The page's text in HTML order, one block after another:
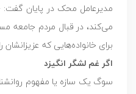
مدیرعامل محک در پایان گفت:
می‌کند، در قبال مردم جامعه
برای خانواده‌هایی که
اگر غم لشگر انگیزد
سوگ یک سازه یا مفهوم